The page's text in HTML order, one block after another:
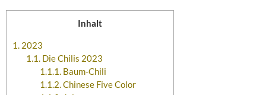
Inhalt
1. 2023
1.1.Die Chilis 2023
1.1.1.Baum-Chili
1.1.2.Chinese Five Color